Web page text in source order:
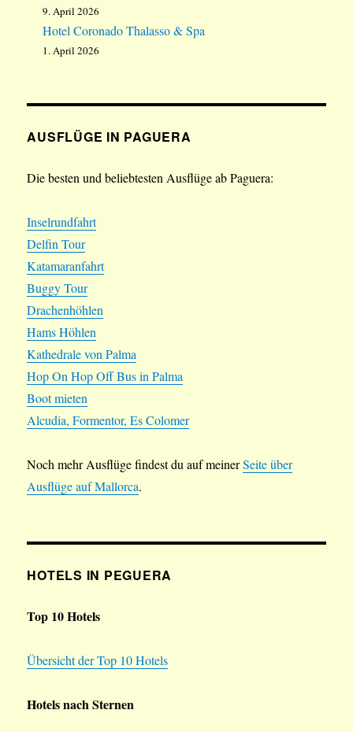
9. April 2026
Hotel Coronado Thalasso & Spa
1. April 2026
AUSFLÜGE IN PAGUERA
Die besten und beliebtesten Ausflüge ab Paguera:
Inselrundfahrt
Delfin Tour
Katamaranfahrt
Buggy Tour
Drachenhöhlen
Hams Höhlen
Kathedrale von Palma
Hop On Hop Off Bus in Palma
Boot mieten
Alcudia, Formentor, Es Colomer
Noch mehr Ausflüge findest du auf meinerSeite über
Ausflüge auf Mallorca.
HOTELS IN PEGUERA
Top 10 Hotels
Übersicht der Top 10 Hotels
Hotels nach Sternen